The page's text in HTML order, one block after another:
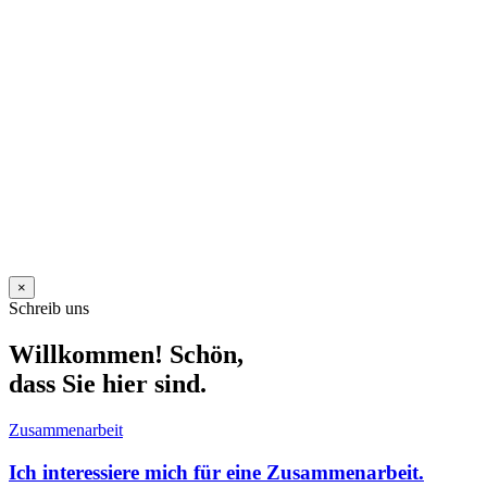
×
Schreib uns
Willkommen! Schön,
dass Sie hier sind.
Zusammenarbeit
Ich interessiere mich für eine Zusammenarbeit.